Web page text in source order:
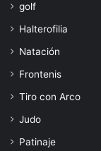
golf
Halterofilia
Natación
Frontenis
Tiro con Arco
Judo
Patinaje